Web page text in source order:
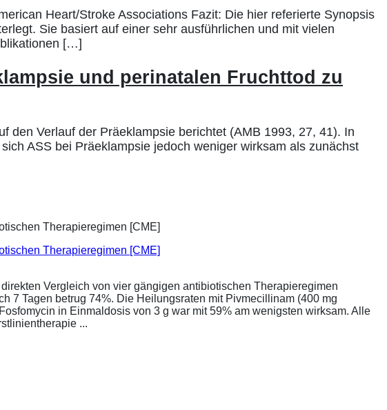
Heart/Stroke Associations Fazit: Die hier referierte Synopsis
Sie basiert auf einer sehr ausführlichen und mit vielen
[…]
und perinatalen Fruchttod zu
den Verlauf der Präeklampsie berichtet (AMB 1993, 27, 41). In
ASS bei Präeklampsie jedoch weniger wirksam als zunächst
Therapieregimen [CME]
Vergleich von vier gängigen antibiotischen Therapieregimen
7 Tagen betrug 74%. Die Heilungsraten mit Pivmecillinam (400 mg
in Einmaldosis von 3 g war mit 59% am wenigsten wirksam. Alle
...